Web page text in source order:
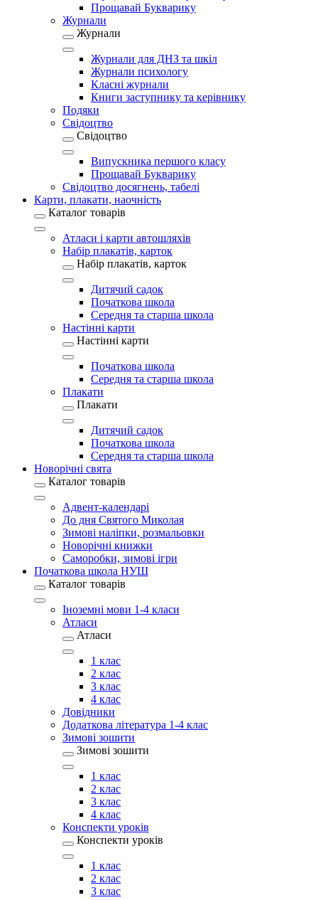
Прощавай Букварику
Журнали
Журнали
Журнали для ДНЗ та шкіл
Журнали психологу
Класні журнали
Книги заступнику та керівнику
Подяки
Свідоцтво
Свідоцтво
Випускника першого класу
Прощавай Букварику
Свідоцтво досягнень, табелі
Карти, плакати, наочність
Каталог товарів
Атласи і карти автошляхів
Набір плакатів, карток
Набір плакатів, карток
Дитячий садок
Початкова школа
Середня та старша школа
Настінні карти
Настінні карти
Початкова школа
Середня та старша школа
Плакати
Плакати
Дитячий садок
Початкова школа
Середня та старша школа
Новорічні свята
Каталог товарів
Адвент-календарі
До дня Святого Миколая
Зимові наліпки, розмальовки
Новорічні книжки
Саморобки, зимові ігри
Початкова школа НУШ
Каталог товарів
Іноземні мови 1-4 класи
Атласи
Атласи
1 клас
2 клас
3 клас
4 клас
Довідники
Додаткова література 1-4 клас
Зимові зошити
Зимові зошити
1 клас
2 клас
3 клас
4 клас
Конспекти уроків
Конспекти уроків
1 клас
2 клас
3 клас